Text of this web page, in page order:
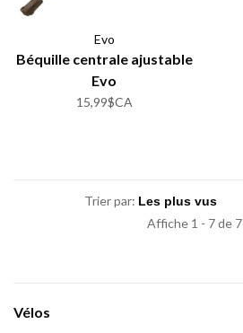
Evo
Béquille centrale ajustable
Evo
15,99$CA
Trier par:
Affiche 1 - 7 de 7
Vélos